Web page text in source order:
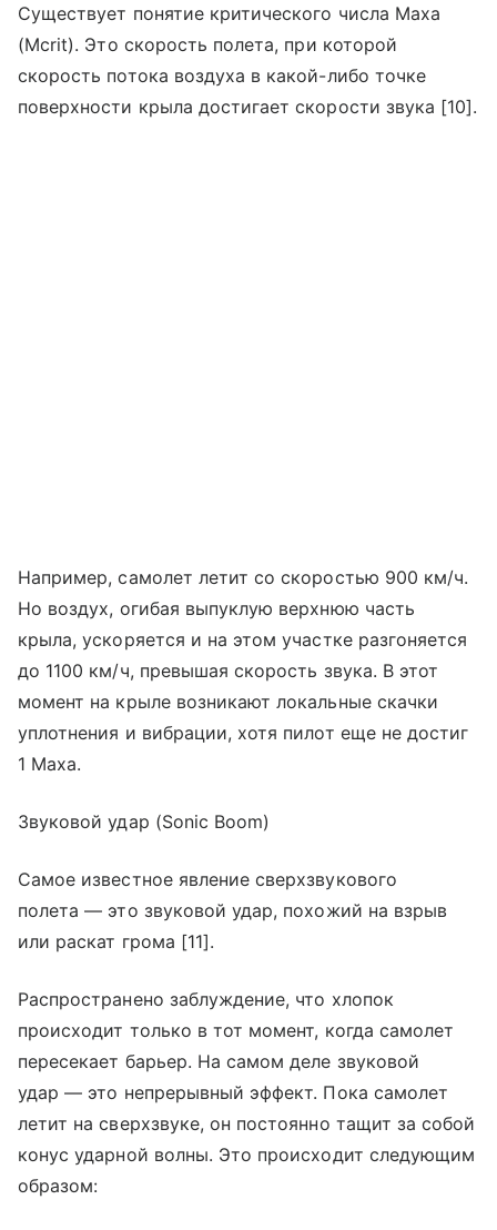
Существует понятие критического числа Маха
(Mcrit). Это скорость полета, при которой
скорость потока воздуха в какой-либо точке
поверхности крыла достигает скорости звука [10].
Например, самолет летит со скоростью 900 км/ч.
Но воздух, огибая выпуклую верхнюю часть
крыла, ускоряется и на этом участке разгоняется
до 1100 км/ч, превышая скорость звука. В этот
момент на крыле возникают локальные скачки
уплотнения и вибрации, хотя пилот еще не достиг
1 Маха.
Звуковой удар (Sonic Boom)
Самое известное явление сверхзвукового
полета — это звуковой удар, похожий на взрыв
или раскат грома [11].
Распространено заблуждение, что хлопок
происходит только в тот момент, когда самолет
пересекает барьер. На самом деле звуковой
удар — это непрерывный эффект. Пока самолет
летит на сверхзвуке, он постоянно тащит за собой
конус ударной волны. Это происходит следующим
образом: